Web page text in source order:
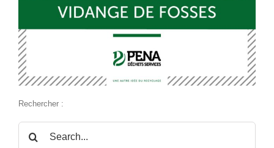
Rechercher :
Rechercher: